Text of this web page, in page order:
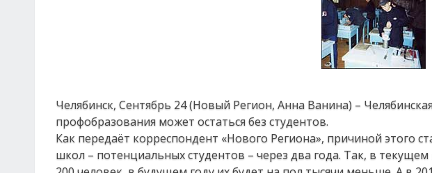
Челябинск, Сентябрь 24 (Новый Регион, Анна Ванина) –
профобразования может остаться без студентов.
Как передаёт корреспондент «Нового Региона», причиной этого
школ – потенциальных студентов – через два года. Так, в текущем